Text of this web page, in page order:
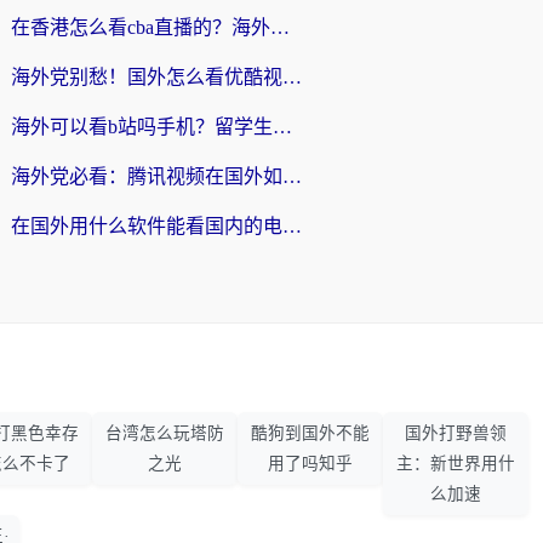
在香港怎么看cba直播的？海外党体育观赛终极指南：告别版权限制，畅享中文解说
海外党别愁！国外怎么看优酷视频？一招解决追剧、看直播难题
海外可以看b站吗手机？留学生亲测有效的回国加速指南
海外党必看：腾讯视频在国外如何解除地域限制？附优酷咪咕使用指南
在国外用什么软件能看国内的电视剧啊？留学生亲测有效的回国加速方案
黑色幸存
不卡了
台湾怎么玩塔防
之光
酷狗到国外不能
用了吗知乎
国外打野兽领
主：新世界用什
么加速